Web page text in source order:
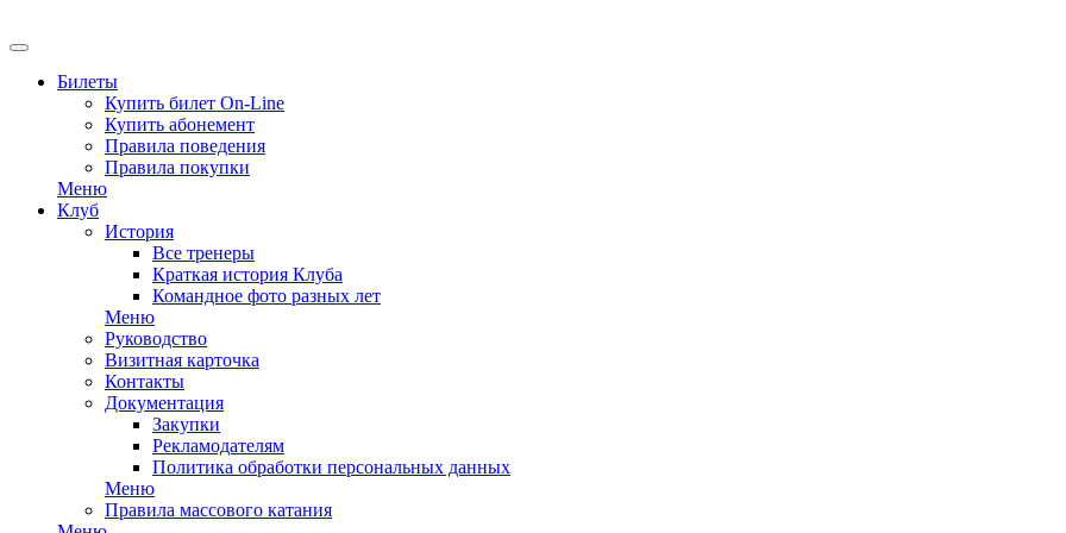
Билеты
Купить билет On-Line
Купить абонемент
Правила поведения
Правила покупки
Меню
Клуб
История
Все тренеры
Краткая история Клуба
Командное фото разных лет
Меню
Руководство
Визитная карточка
Контакты
Документация
Закупки
Рекламодателям
Политика обработки персональных данных
Меню
Правила массового катания